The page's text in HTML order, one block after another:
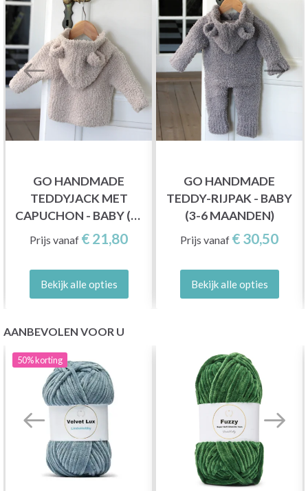
GO HANDMADE
TEDDYJACK MET
CAPUCHON - BABY (3-
6 MAANDEN)
Prijs vanaf € 21,80
Bekijk alle opties
GO HANDMADE
TEDDY-RIJPAK - BABY
(3-6 MAANDEN)
Prijs vanaf € 30,50
Bekijk alle opties
AANBEVOLEN VOOR U
50%korting